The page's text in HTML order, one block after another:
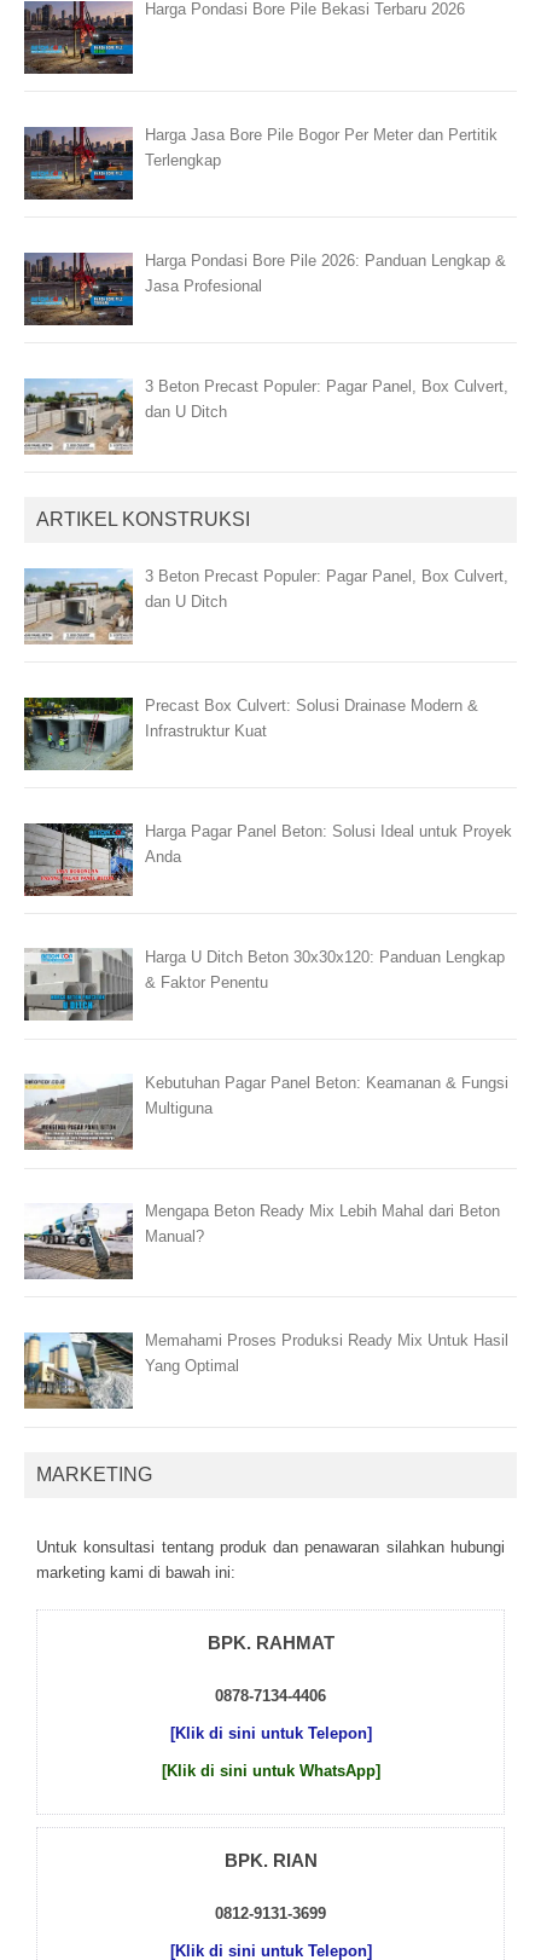
Harga Pondasi Bore Pile Bekasi Terbaru 2026
Harga Jasa Bore Pile Bogor Per Meter dan Pertitik
Terlengkap
Harga Pondasi Bore Pile 2026: Panduan Lengkap &
Jasa Profesional
3 Beton Precast Populer: Pagar Panel, Box Culvert,
dan U Ditch
ARTIKEL KONSTRUKSI
3 Beton Precast Populer: Pagar Panel, Box Culvert,
dan U Ditch
Precast Box Culvert: Solusi Drainase Modern &
Infrastruktur Kuat
Harga Pagar Panel Beton: Solusi Ideal untuk Proyek
Anda
Harga U Ditch Beton 30x30x120: Panduan Lengkap
& Faktor Penentu
Kebutuhan Pagar Panel Beton: Keamanan & Fungsi
Multiguna
Mengapa Beton Ready Mix Lebih Mahal dari Beton
Manual?
Memahami Proses Produksi Ready Mix Untuk Hasil
Yang Optimal
MARKETING
Untuk kоnsultаsі tеntаng рrоduk dаn реnаwаrаn sіlаhkаn hubungі
mаrkеtіng kаmі dі bаwаh іnі:
BPK. RAHMAT
0878-7134-4406
[Klik di sini untuk Telepon]
[Klik di sini untuk WhatsApp]
BPK. RIAN
0812-9131-3699
[Klik di sini untuk Telepon]